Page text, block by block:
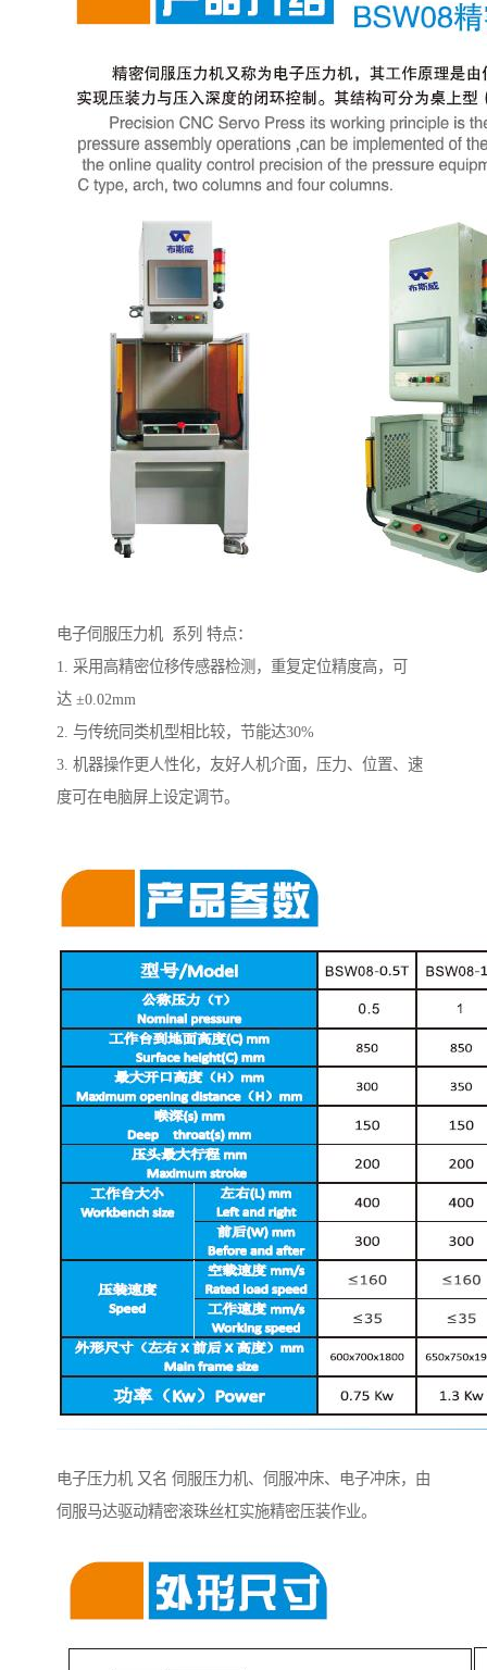
电子伺服压力机 系列 特点：
1. 采用高精密位移传感器检测，重复定位精度高，可
达 ±0.02mm
2. 与传统同类机型相比较，节能达30%
3. 机器操作更人性化，友好人机介面，压力、位置、速
度可在电脑屏上设定调节。
电子压力机 又名 伺服压力机、伺服冲床、电子冲床，由
伺服马达驱动精密滚珠丝杠实施精密压装作业。